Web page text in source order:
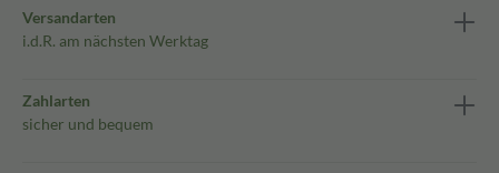
Versandarten
i.d.R. am nächsten Werktag
Zahlarten
sicher und bequem